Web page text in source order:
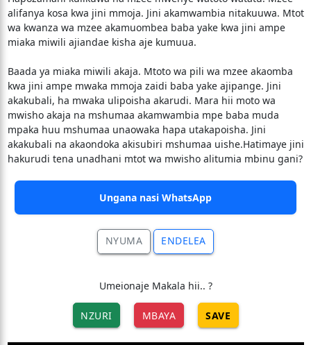
alifanya kosa kwa jini mmoja. Jini akamwambia nitakuuwa. Mtot
wa kwanza wa mzee akamuombea baba yake kwa jini ampe
miaka miwili ajiandae kisha aje kumuua.
Baada ya miaka miwili akaja. Mtoto wa pili wa mzee akaomba
kwa jini ampe mwaka mmoja zaidi baba yake ajipange. Jini
akakubali, ha mwaka ulipoisha akarudi. Mara hii moto wa
mwisho akaja na mshumaa akamwambia mpe baba muda
mpaka huu mshumaa unaowaka hapa utakapoisha. Jini
akakubali na akaondoka akisubiri mshumaa uishe.Hatimaye jini
hakurudi tena unadhani mtot wa mwisho alitumia mbinu gani?
Ungana nasi WhatsApp
NYUMA ENDELEA
Umeionaje Makala hii.. ?
NZURI MBAYA SAVE